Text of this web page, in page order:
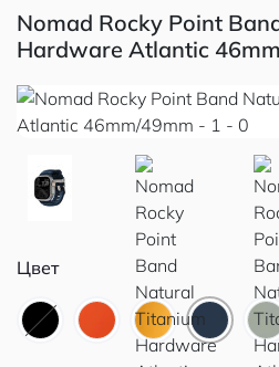
Nomad Rocky Point
Hardware Atlantic
Цвет